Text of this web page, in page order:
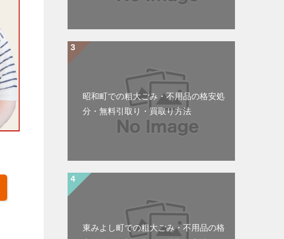
昭和町での粗大ごみ・不用品の格安処
分・無料引取り・買取り方法
東みよし町での粗大ごみ・不用品の格